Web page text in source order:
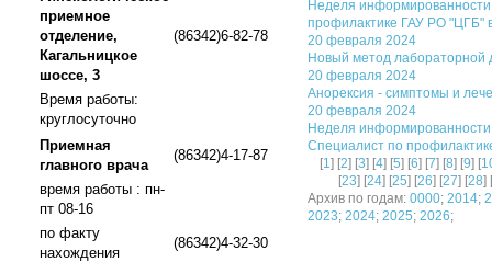
приемное
отделение,
Кагальницкое
шоссе, 3
(86342)6-82-78
Время работы:
круглосуточно
Приемная
главного врача
(86342)4-17-87
время работы : пн-
пт 08-16
по факту
нахождения
(86342)4-32-30
Неделя
профилактике ГАУ РО "ЦГБ" в
20 февраля 2024
Новый метод лабораторной
20 февраля 2024
Анорексия - симптомы и
20 февраля 2024
Неделя
Специалист по
[1] [2] [3] [4] [5] [6] [7] [8] [9] [
[23] [24] [25] [26] [27] [28] [
Архив по годам: 0000; 2014;
2023; 2024; 2025; 2026;